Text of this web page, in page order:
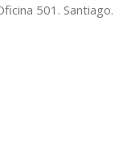
,NANO501. Santiago.